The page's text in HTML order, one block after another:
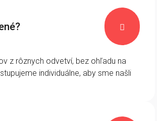

z rôznych odvetví, bez ohľadu na
individuálne, aby sme našli